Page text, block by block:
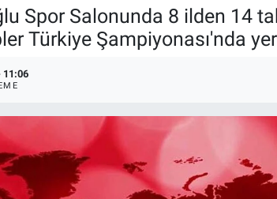
Spor Salonunda 8 ilden 14
Türkiye Şampiyonası'nda
11:06